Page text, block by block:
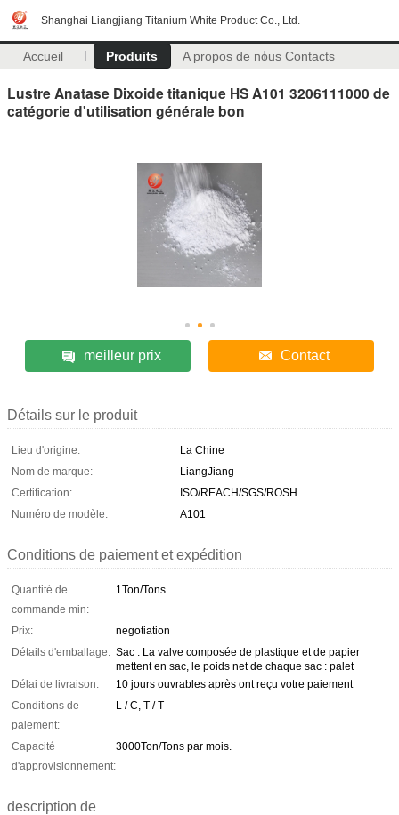
Shanghai Liangjiang Titanium White Product Co., Ltd.
Accueil Produits A propos de nous Contacts
Lustre Anatase Dixoide titanique HS A101 3206111000 de
catégorie d'utilisation générale bon
meilleur prix Contact
Détails sur le produit
Lieu d'origine:
La Chine
Nom de marque:
LiangJiang
Certification:
ISO/REACH/SGS/ROSH
Numéro de modèle:
A101
Conditions de paiement et expédition
Quantité de
commande min:
1Ton/Tons.
Prix:
negotiation
Détails d'emballage: Sac : La valve composée de plastique et de papier
mettent en sac, le poids net de chaque sac : palet
Délai de livraison:
10 jours ouvrables après ont reçu votre paiement
Conditions de
paiement:
L / C, T / T
Capacité
d'approvisionnement:
3000Ton/Tons par mois.
description de